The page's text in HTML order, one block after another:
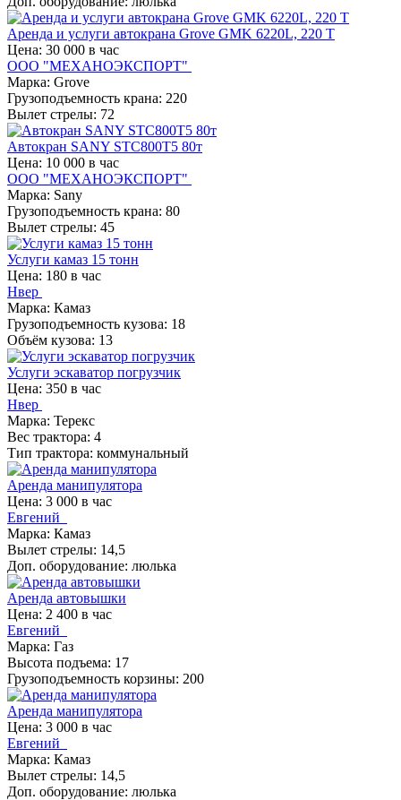
Аренда и услуги автокрана Grove GMK 6220L, 220 Т
Цена: 30 000 в час
ООО "МЕХАНОЭКСПОРТ"
Марка: Grove
Грузоподъемность крана: 220
Вылет стрелы: 72
Автокран SANY STC800T5 80т
Цена: 10 000 в час
ООО "МЕХАНОЭКСПОРТ"
Марка: Sany
Грузоподъемность крана: 80
Вылет стрелы: 45
Услуги камаз 15 тонн
Цена: 180 в час
Нвер
Марка: Камаз
Грузоподъемность кузова: 18
Объём кузова: 13
Услуги эскаватор погрузчик
Цена: 350 в час
Нвер
Марка: Терекс
Вес трактора: 4
Тип трактора: коммунальный
Аренда манипулятора
Цена: 3 000 в час
Евгений
Марка: Камаз
Вылет стрелы: 14,5
Доп. оборудование: люлька
Аренда автовышки
Цена: 2 400 в час
Евгений
Марка: Газ
Высота подъема: 17
Грузоподъемность корзины: 200
Аренда манипулятора
Цена: 3 000 в час
Евгений
Марка: Камаз
Вылет стрелы: 14,5
Доп. оборудование: люлька